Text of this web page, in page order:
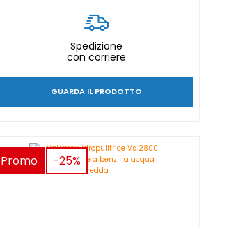
Spedizione
con corriere
GUARDA IL PRODOTTO
Promo -25%